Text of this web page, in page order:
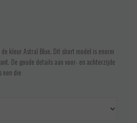
kleur Astral Blue. Dit short model is enorm
De goude details aan voor- en achterzijde
een die